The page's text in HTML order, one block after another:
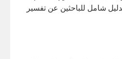
شامل للباحثين عن تفسير